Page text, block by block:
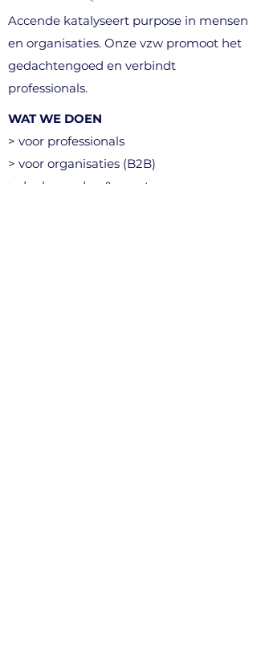
Accende katalyseert purpose in mensen
en organisaties. Onze vzw promoot het
gedachtengoed en verbindt
professionals.
WAT WE DOEN
> voor professionals
> voor organisaties (B2B)
> denkavonden & events